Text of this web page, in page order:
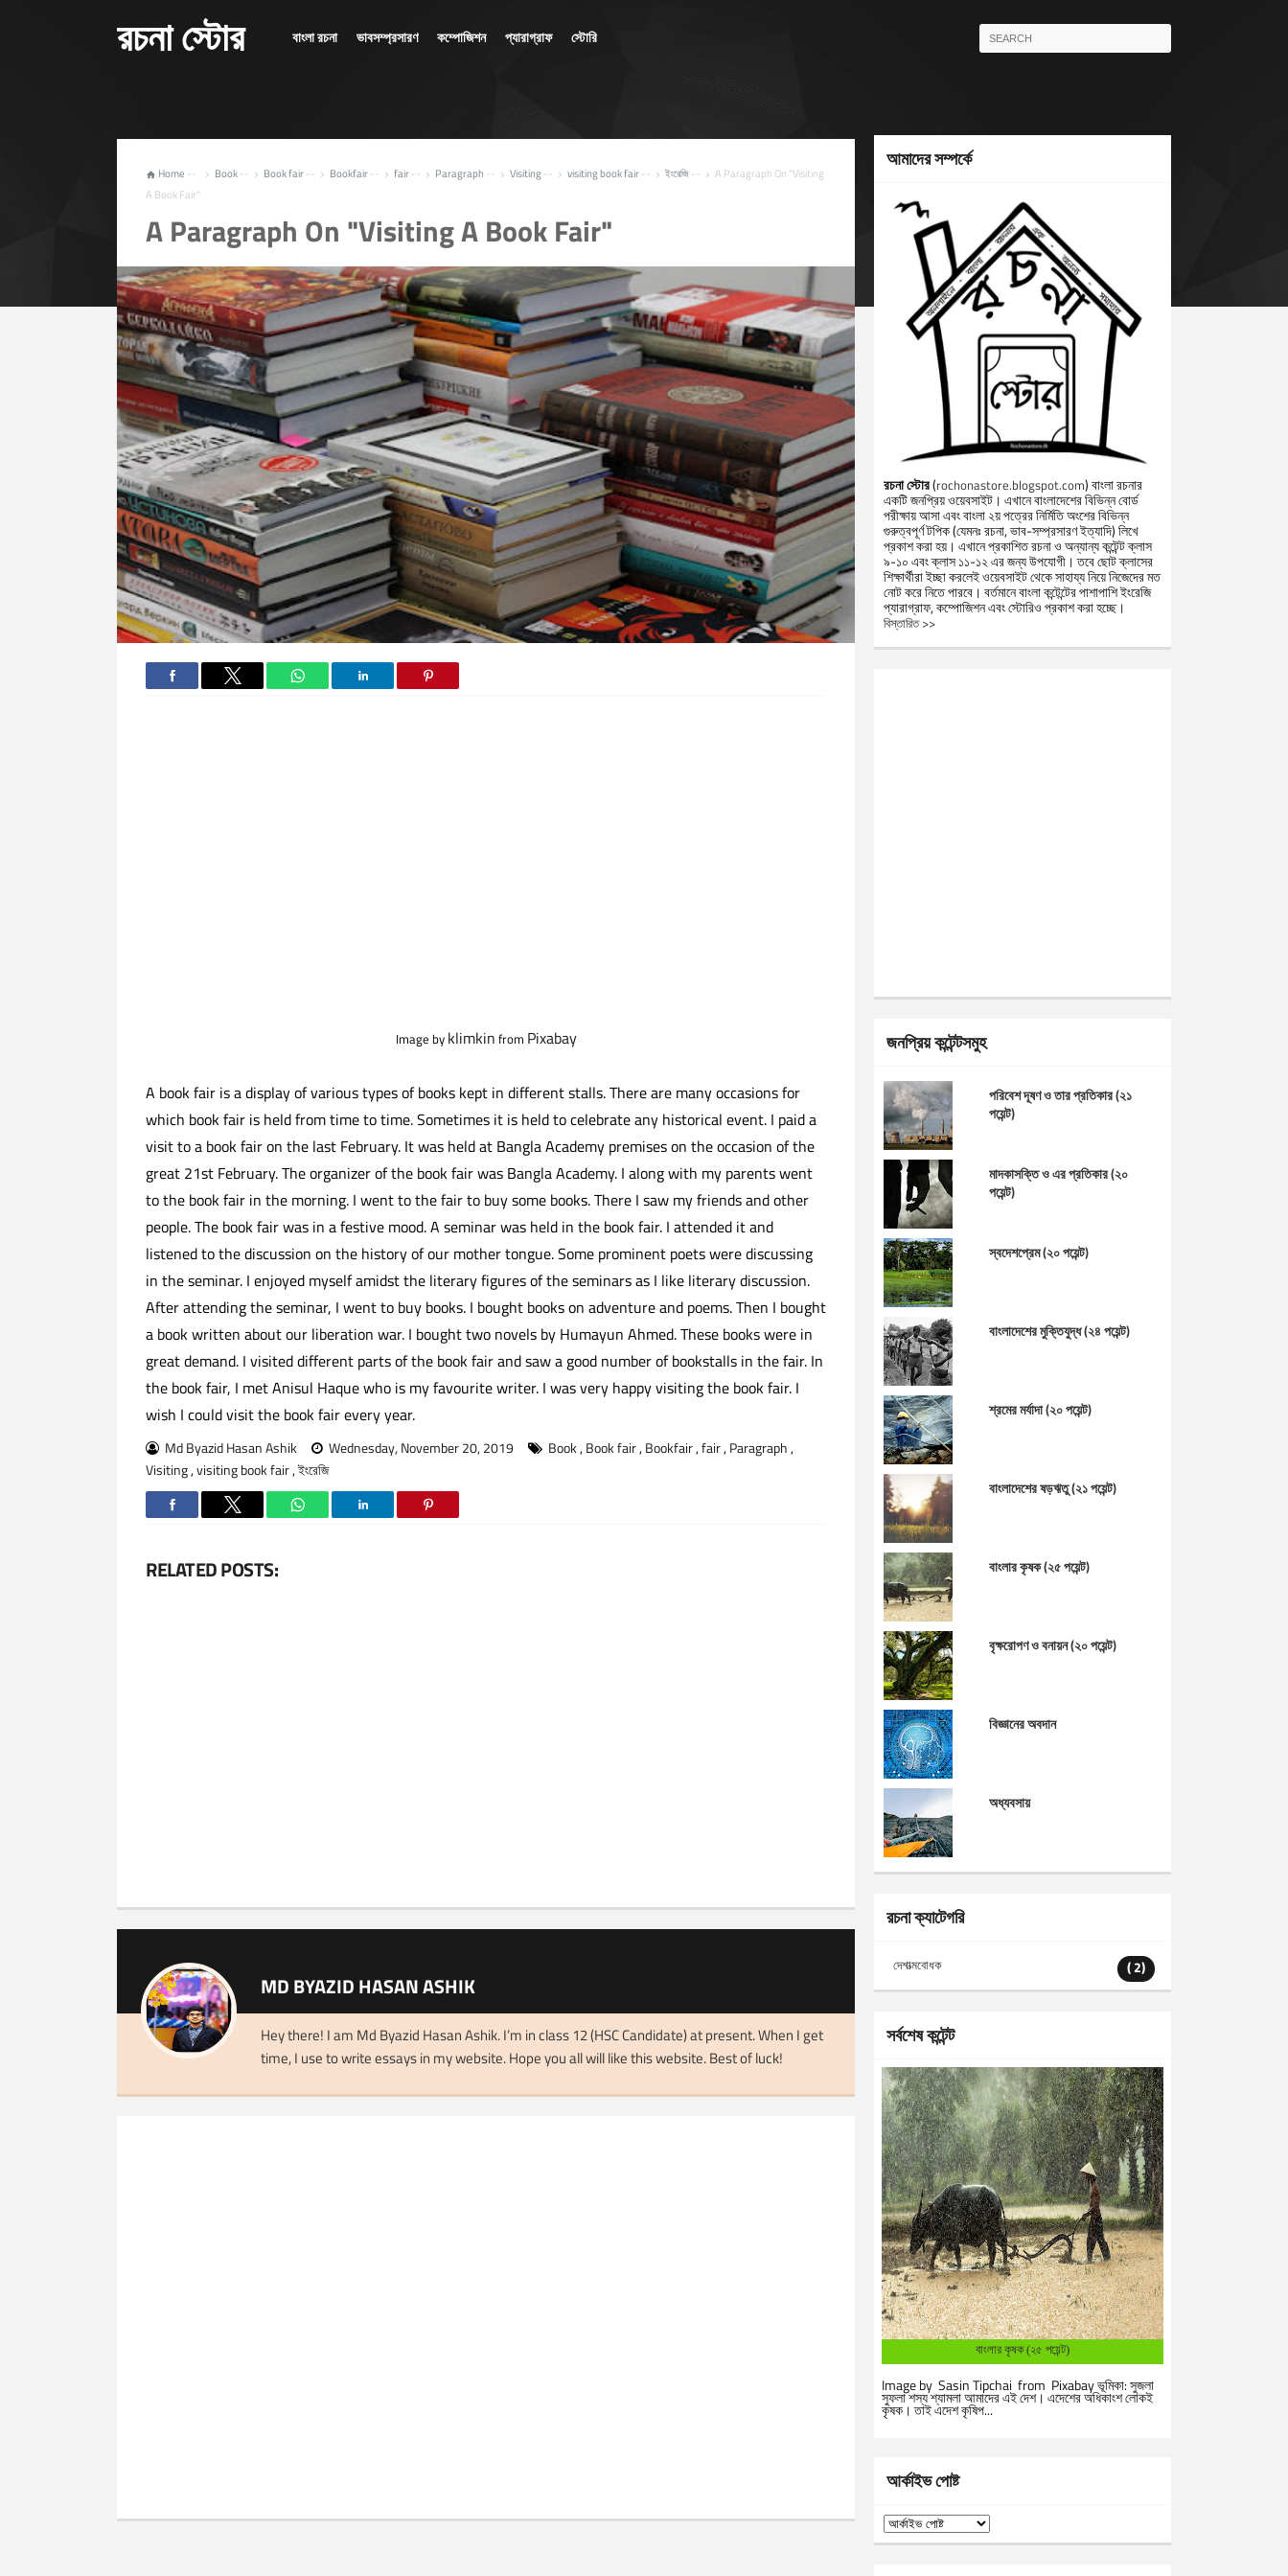
রচনা স্টোর বাংলা রচনা ভাবসম্প্রসারণ কম্পোজিশন প্যারাগ্রাফ স্টোরি
 Home  Book  Book fair  Bookfair  fair  Paragraph  Visiting  visiting book fair  ইংরেজি  A Paragraph On "Visiting
A Book Fair"
A Paragraph On "Visiting A Book Fair"
Image by klimkin from Pixabay
A book fair is a display of various types of books kept in different stalls. There are many occasions for
which book fair is held from time to time. Sometimes it is held to celebrate any historical event. I paid a
visit to a book fair on the last February. It was held at Bangla Academy premises on the occasion of the
great 21st February. The organizer of the book fair was Bangla Academy. I along with my parents went
to the book fair in the morning. I went to the fair to buy some books. There I saw my friends and other
people. The book fair was in a festive mood. A seminar was held in the book fair. I attended it and
listened to the discussion on the history of our mother tongue. Some prominent poets were discussing
in the seminar. I enjoyed myself amidst the literary figures of the seminars as I like literary discussion.
After attending the seminar, I went to buy books. I bought books on adventure and poems. Then I bought
a book written about our liberation war. I bought two novels by Humayun Ahmed. These books were in
great demand. I visited different parts of the book fair and saw a good number of bookstalls in the fair. In
the book fair, I met Anisul Haque who is my favourite writer. I was very happy visiting the book fair. I
wish I could visit the book fair every year.
Md Byazid Hasan Ashik Wednesday, November 20, 2019 Book, Book fair, Bookfair,fair, Paragraph ,
Visiting,visiting book fair,ইংরেজি
RELATED POSTS:
MD BYAZID HASAN ASHIK
Hey there! I am Md Byazid Hasan Ashik. I’m in class 12 (HSC Candidate) at present. When I get
time, I use to write essays in my website. Hope you all will like this website. Best of luck!
আমাদের সম্পর্কে
রচনা স্টোর(rochonastore.blogspot.com) বাংলা রচনার
একটি জনপ্রিয় ওয়েবসাইট। এখানে বাংলাদেশের বিভিন্ন বোর্ড
পরীক্ষায় আসা এবং বাংলা ২য় পত্রের নির্মিতি অংশের বিভিন্ন
গুরুত্বপূর্ণ টপিক (যেমনঃ রচনা, ভাব-সম্প্রসারণ ইত্যাদি) লিখে
প্রকাশ করা হয়। এখানে প্রকাশিত রচনা ও অন্যান্য কন্টেন্ট ক্লাস
৯-১০ এবং ক্লাস ১১-১২ এর জন্য উপযোগী। তবে ছোট ক্লাসের
শিক্ষার্থীরা ইচ্ছা করলেই ওয়েবসাইট থেকে সাহায্য নিয়ে নিজেদের মত
নোট করে নিতে পারবে। বর্তমানে বাংলা কন্টেন্টের পাশাপাশি ইংরেজি
প্যারাগ্রাফ, কম্পোজিশন এবং স্টোরিও প্রকাশ করা হচ্ছে।
বিস্তারিত >>
জনপ্রিয় কন্টেন্টসমুহ
পরিবেশ দূষণ ও তার প্রতিকার (২১
পয়েন্ট)
মাদকাসক্তি ও এর প্রতিকার (২০
পয়েন্ট)
স্বদেশপ্রেম (২০ পয়েন্ট)
বাংলাদেশের মুক্তিযুদ্ধ (২৪ পয়েন্ট)
শ্রমের মর্যাদা (২০ পয়েন্ট)
বাংলাদেশের ষড়ঋতু (২১ পয়েন্ট)
বাংলার কৃষক (২৫ পয়েন্ট)
বৃক্ষরোপণ ও বনায়ন (২০ পয়েন্ট)
বিজ্ঞানের অবদান
অধ্যবসায়
রচনা ক্যাটেগরি
দেশাত্মবোধক ( 2)
সর্বশেষ কন্টেন্ট
বাংলার কৃষক (২৫ পয়েন্ট)
Image by Sasin Tipchai from Pixabay ভূমিকা: সুজলা
সুফলা শস্য শ্যামলা আমাদের এই দেশ। এদেশের অধিকাংশ লোকই
কৃষক। তাই এদেশ কৃষিপ...
আর্কাইভ পোষ্ট